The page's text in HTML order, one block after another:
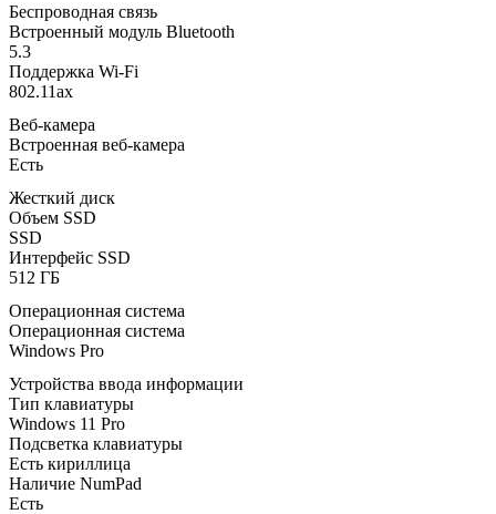
Беспроводная связь
Встроенный модуль Bluetooth
5.3
Поддержка Wi-Fi
802.11ax
Веб-камера
Встроенная веб-камера
Есть
Жесткий диск
Объем SSD
SSD
Интерфейс SSD
512 ГБ
Операционная система
Операционная система
Windows Pro
Устройства ввода информации
Тип клавиатуры
Windows 11 Pro
Подсветка клавиатуры
Есть кириллица
Наличие NumPad
Есть